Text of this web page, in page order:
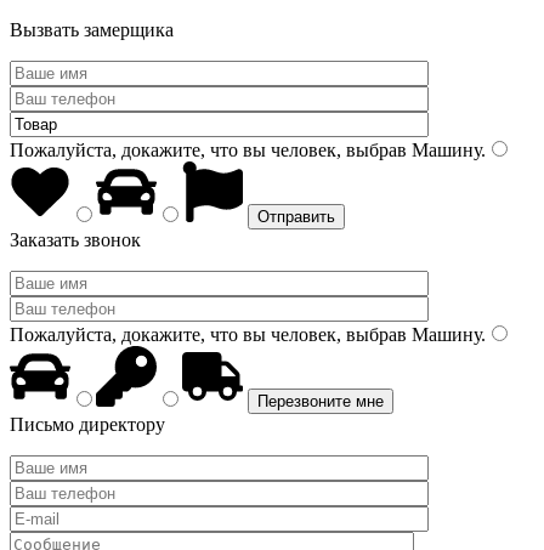
Вызвать замерщика
Пожалуйста, докажите, что вы человек, выбрав Машину.
Заказать звонок
Пожалуйста, докажите, что вы человек, выбрав Машину.
Письмо директору